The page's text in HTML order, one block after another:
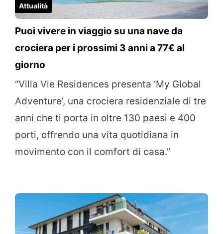
Attualità
Puoi vivere in viaggio su una nave da
crociera per i prossimi 3 anni a 77€ al
giorno
“Villa Vie Residences presenta ‘My Global
Adventure’, una crociera residenziale di tre
anni che ti porta in oltre 130 paesi e 400
porti, offrendo una vita quotidiana in
movimento con il comfort di casa.”